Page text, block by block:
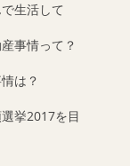
生活して
事情って？
は？
挙2017を目